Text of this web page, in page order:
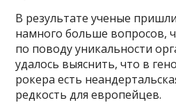
В результате ученые
намного больше вопросов,
по поводу уникальности
удалось выяснить, что в
рокера есть
редкость для европейцев.